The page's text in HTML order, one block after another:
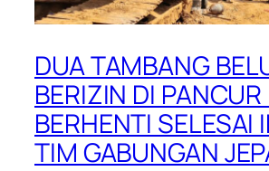
DUA TAMBANG
BERIZIN DI
BERHENTI SELESAI
TIM GABUNGAN